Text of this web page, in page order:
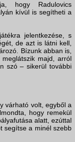
hogy Radulovics
kívül is segítheti a
jelentkezése, s
de azt is látni kell,
Bízunk abban is,
majd, arról
szó – sikerül további
várható volt, egyből a
hogy remekül
alatt, ezúttal
segítse a minél szebb